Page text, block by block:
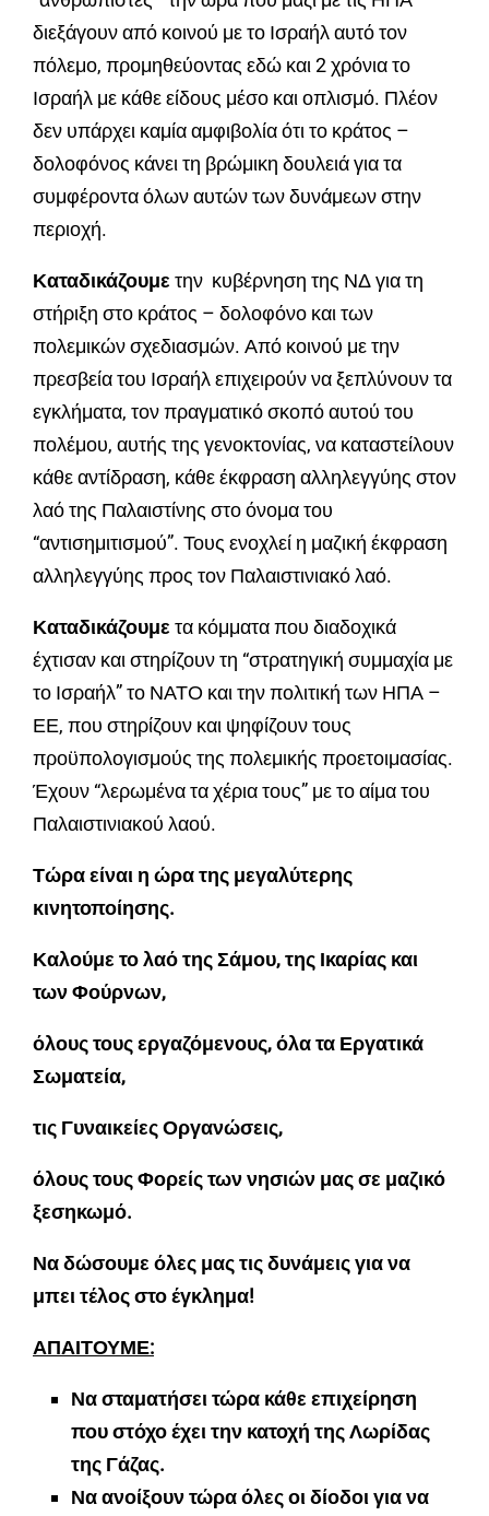
διεξάγουν από κοινού με το Ισραήλ αυτό τον
πόλεμο, προμηθεύοντας εδώ και 2 χρόνια το
Ισραήλ με κάθε είδους μέσο και οπλισμό. Πλέον
δεν υπάρχει καμία αμφιβολία ότι το κράτος –
δολοφόνος κάνει τη βρώμικη δουλειά για τα
συμφέροντα όλων αυτών των δυνάμεων στην
περιοχή.
Καταδικάζουμε την κυβέρνηση της ΝΔ για τη
στήριξη στο κράτος – δολοφόνο και των
πολεμικών σχεδιασμών. Από κοινού με την
πρεσβεία του Ισραήλ επιχειρούν να ξεπλύνουν τα
εγκλήματα, τον πραγματικό σκοπό αυτού του
πολέμου, αυτής της γενοκτονίας, να καταστείλουν
κάθε αντίδραση, κάθε έκφραση αλληλεγγύης στον
λαό της Παλαιστίνης στο όνομα του
“αντισημιτισμού”. Τους ενοχλεί η μαζική έκφραση
αλληλεγγύης προς τον Παλαιστινιακό λαό.
Καταδικάζουμε τα κόμματα που διαδοχικά
έχτισαν και στηρίζουν τη “στρατηγική συμμαχία με
το Ισραήλ” το ΝΑΤΟ και την πολιτική των ΗΠΑ –
ΕΕ, που στηρίζουν και ψηφίζουν τους
προϋπολογισμούς της πολεμικής προετοιμασίας.
Έχουν “λερωμένα τα χέρια τους” με το αίμα του
Παλαιστινιακού λαού.
Τώρα είναι η ώρα της μεγαλύτερης
κινητοποίησης.
Καλούμε το λαό της Σάμου, της Ικαρίας και
των Φούρνων,
όλους τους εργαζόμενους, όλα τα Εργατικά
Σωματεία,
τις Γυναικείες Οργανώσεις,
όλους τους Φορείς των νησιών μας σε μαζικό
ξεσηκωμό.
Να δώσουμε όλες μας τις δυνάμεις για να
μπει τέλος στο έγκλημα!
ΑΠΑΙΤΟΥΜΕ:
Να σταματήσει τώρα κάθε επιχείρηση
που στόχο έχει την κατοχή της Λωρίδας
της Γάζας.
Να ανοίξουν τώρα όλες οι δίοδοι για να